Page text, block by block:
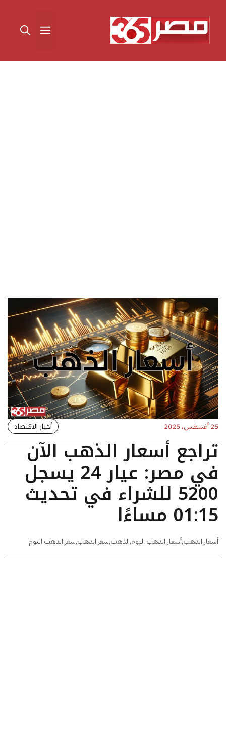
المحتوى القائمة
25 أغسطس، 2025 أخبار الاقتصاد
تراجع أسعار الذهب الآن
في مصر: عيار 24 يسجل
5200 للشراء في تحديث
01:15 مساءًا
أسعار الذهب,أسعار الذهب اليوم,الذهب,سعر الذهب,سعر الذهب اليوم